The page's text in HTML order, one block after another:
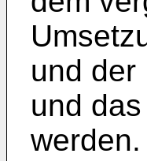
und der
und